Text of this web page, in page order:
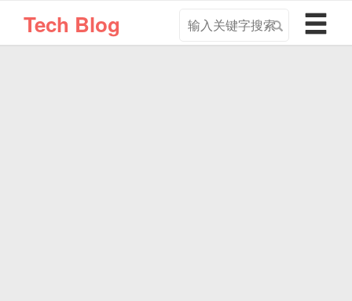
Tech Blog
导
航